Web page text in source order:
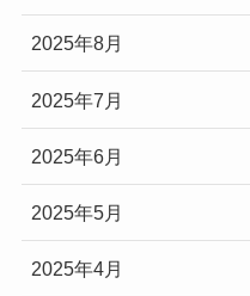
2025年8月
2025年7月
2025年6月
2025年5月
2025年4月